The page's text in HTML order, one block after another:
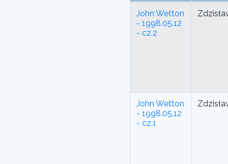
John Wetton
- 1998.05.12
- cz.2
John Wetton
- 1998.05.12
- cz.1